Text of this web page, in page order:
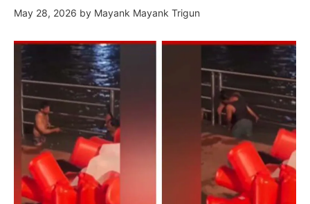
May 28, 2026 by Mayank Mayank Trigun